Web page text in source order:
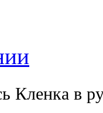
Кленка в